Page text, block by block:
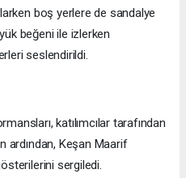
boş yerlere de sandalye
beğeni ile izlerken
seslendirildi.
katılımcılar tarafından
ardından, Keşan Maarif
sergiledi.